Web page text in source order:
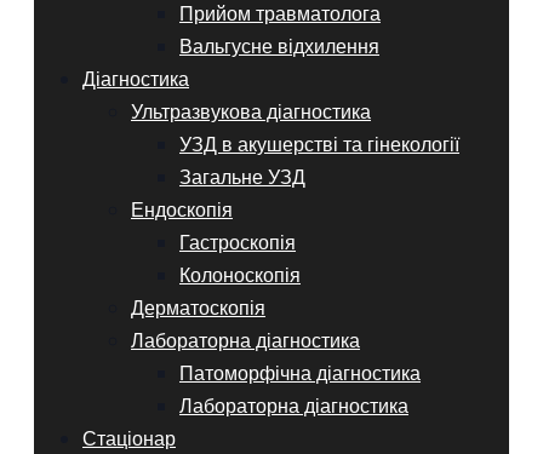
Прийом травматолога
Вальгусне відхилення
Діагностика
Ультразвукова діагностика
УЗД в акушерстві та гінекології
Загальне УЗД
Ендоскопія
Гастроскопія
Колоноскопія
Дерматоскопія
Лабораторна діагностика
Патоморфічна діагностика
Лабораторна діагностика
Стаціонар